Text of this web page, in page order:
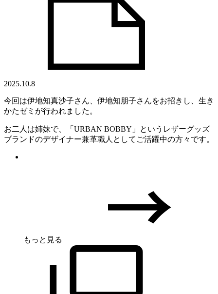
2025.10.8
今回は伊地知真沙子さん、伊地知朋子さんをお招きし、生き
かたゼミが行われました。
お二人は姉妹で、「URBAN BOBBY」というレザーグッズ
ブランドのデザイナー兼革職人としてご活躍中の方々です。
もっと見る